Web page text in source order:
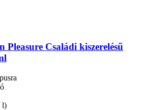
Pleasure Családi kiszerelésű
l)